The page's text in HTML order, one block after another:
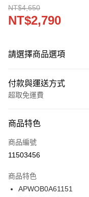
NT$4,650
NT$2,790
請選擇商品選項
付款與運送方式
超取免運費
信用卡一次付款
LINE Pay
悠遊付
商品特色
商品編號
11503456
商品特色
APWOB0A61151